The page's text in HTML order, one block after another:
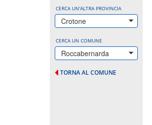
CERCA UN'ALTRA PROVINCIA
Crotone
CERCA UN COMUNE
Roccabernarda
TORNA AL COMUNE